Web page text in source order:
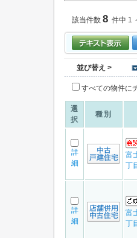
該当件数 8 件中 1
並び替え >
すべての物件に
選
択
種別
詳
細
富
丁
詳
細
富
丁